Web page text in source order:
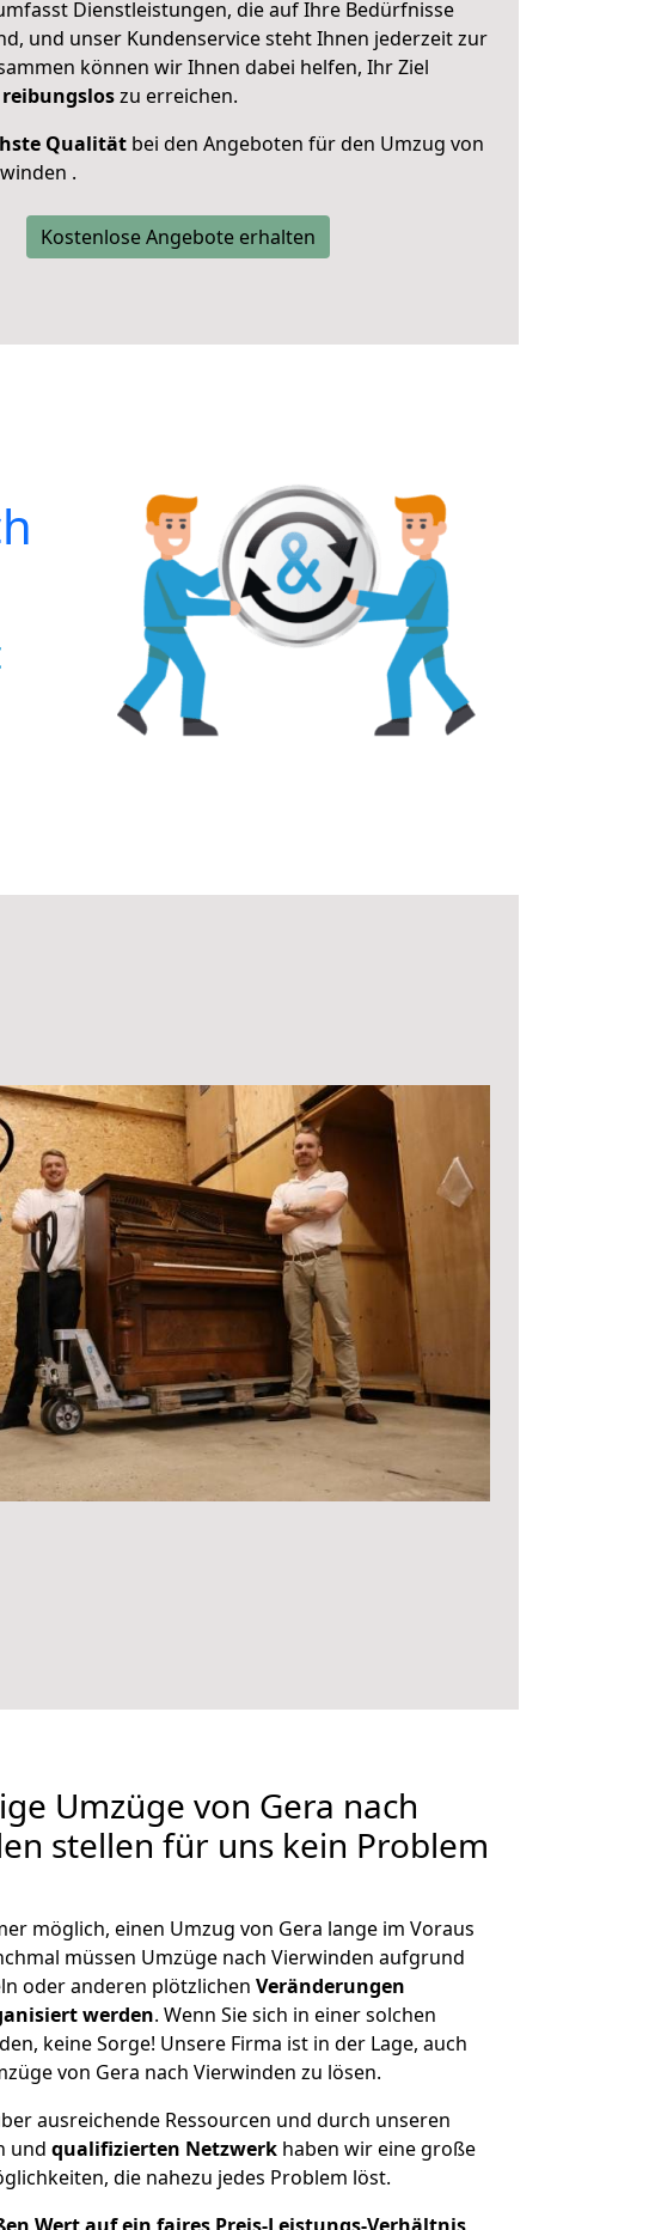
Dienstleistungen, die auf Ihre Bedürfnisse
und unser Kundenservice steht Ihnen jederzeit zur
können wir Ihnen dabei helfen, Ihr Ziel
zu erreichen.
Qualität bei den Angeboten für den Umzug von
.
Kostenlose Angebote erhalten
Umzüge von Gera nach
stellen für uns kein Problem
möglich, einen Umzug von Gera lange im Voraus
müssen Umzüge nach Vierwinden aufgrund
oder anderen plötzlichen Veränderungen
werden. Wenn Sie sich in einer solchen
keine Sorge! Unsere Firma ist in der Lage, auch
von Gera nach Vierwinden zu lösen.
ausreichende Ressourcen und durch unseren
und qualifizierten Netzwerk haben wir eine große
die nahezu jedes Problem löst.